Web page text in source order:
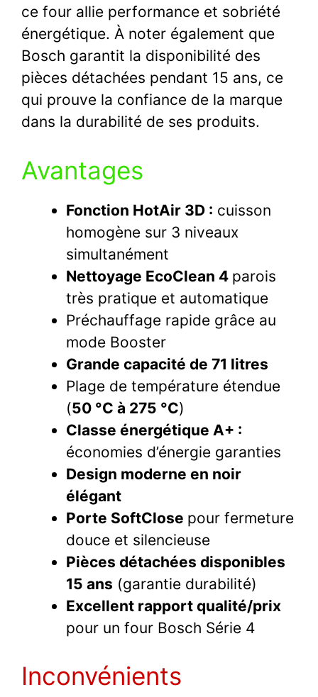
ce four allie performance et sobriété
énergétique. À noter également que
Bosch garantit la disponibilité des
pièces détachées pendant 15 ans, ce
qui prouve la confiance de la marque
dans la durabilité de ses produits.
Avantages
Fonction HotAir 3D : cuisson
homogène sur 3 niveaux
simultanément
Nettoyage EcoClean 4 parois
très pratique et automatique
Préchauffage rapide grâce au
mode Booster
Grande capacité de 71 litres
Plage de température étendue
(50 °C à 275 °C)
Classe énergétique A+ :
économies d’énergie garanties
Design moderne en noir
élégant
Porte SoftClose pour fermeture
douce et silencieuse
Pièces détachées disponibles
15 ans (garantie durabilité)
Excellent rapport qualité/prix
pour un four Bosch Série 4
Inconvénients